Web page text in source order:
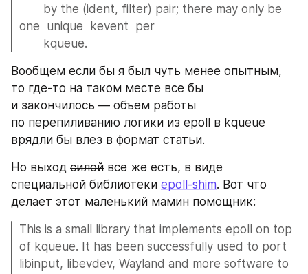
one  unique  kevent  per
       kqueue.
Вообщем если бы я был чуть менее опытным,
то где-то на таком месте все бы
и закончилось — объем работы
по перепиливанию логики из epoll в kqueue
врядли бы влез в формат статьи.
Но выход силой все же есть, в виде
специальной библиотеки epoll-shim. Вот что
делает этот маленький мамин помощник:
This is a small library that implements epoll on top
of kqueue. It has been successfully used to port
libinput, libevdev, Wayland and more software to